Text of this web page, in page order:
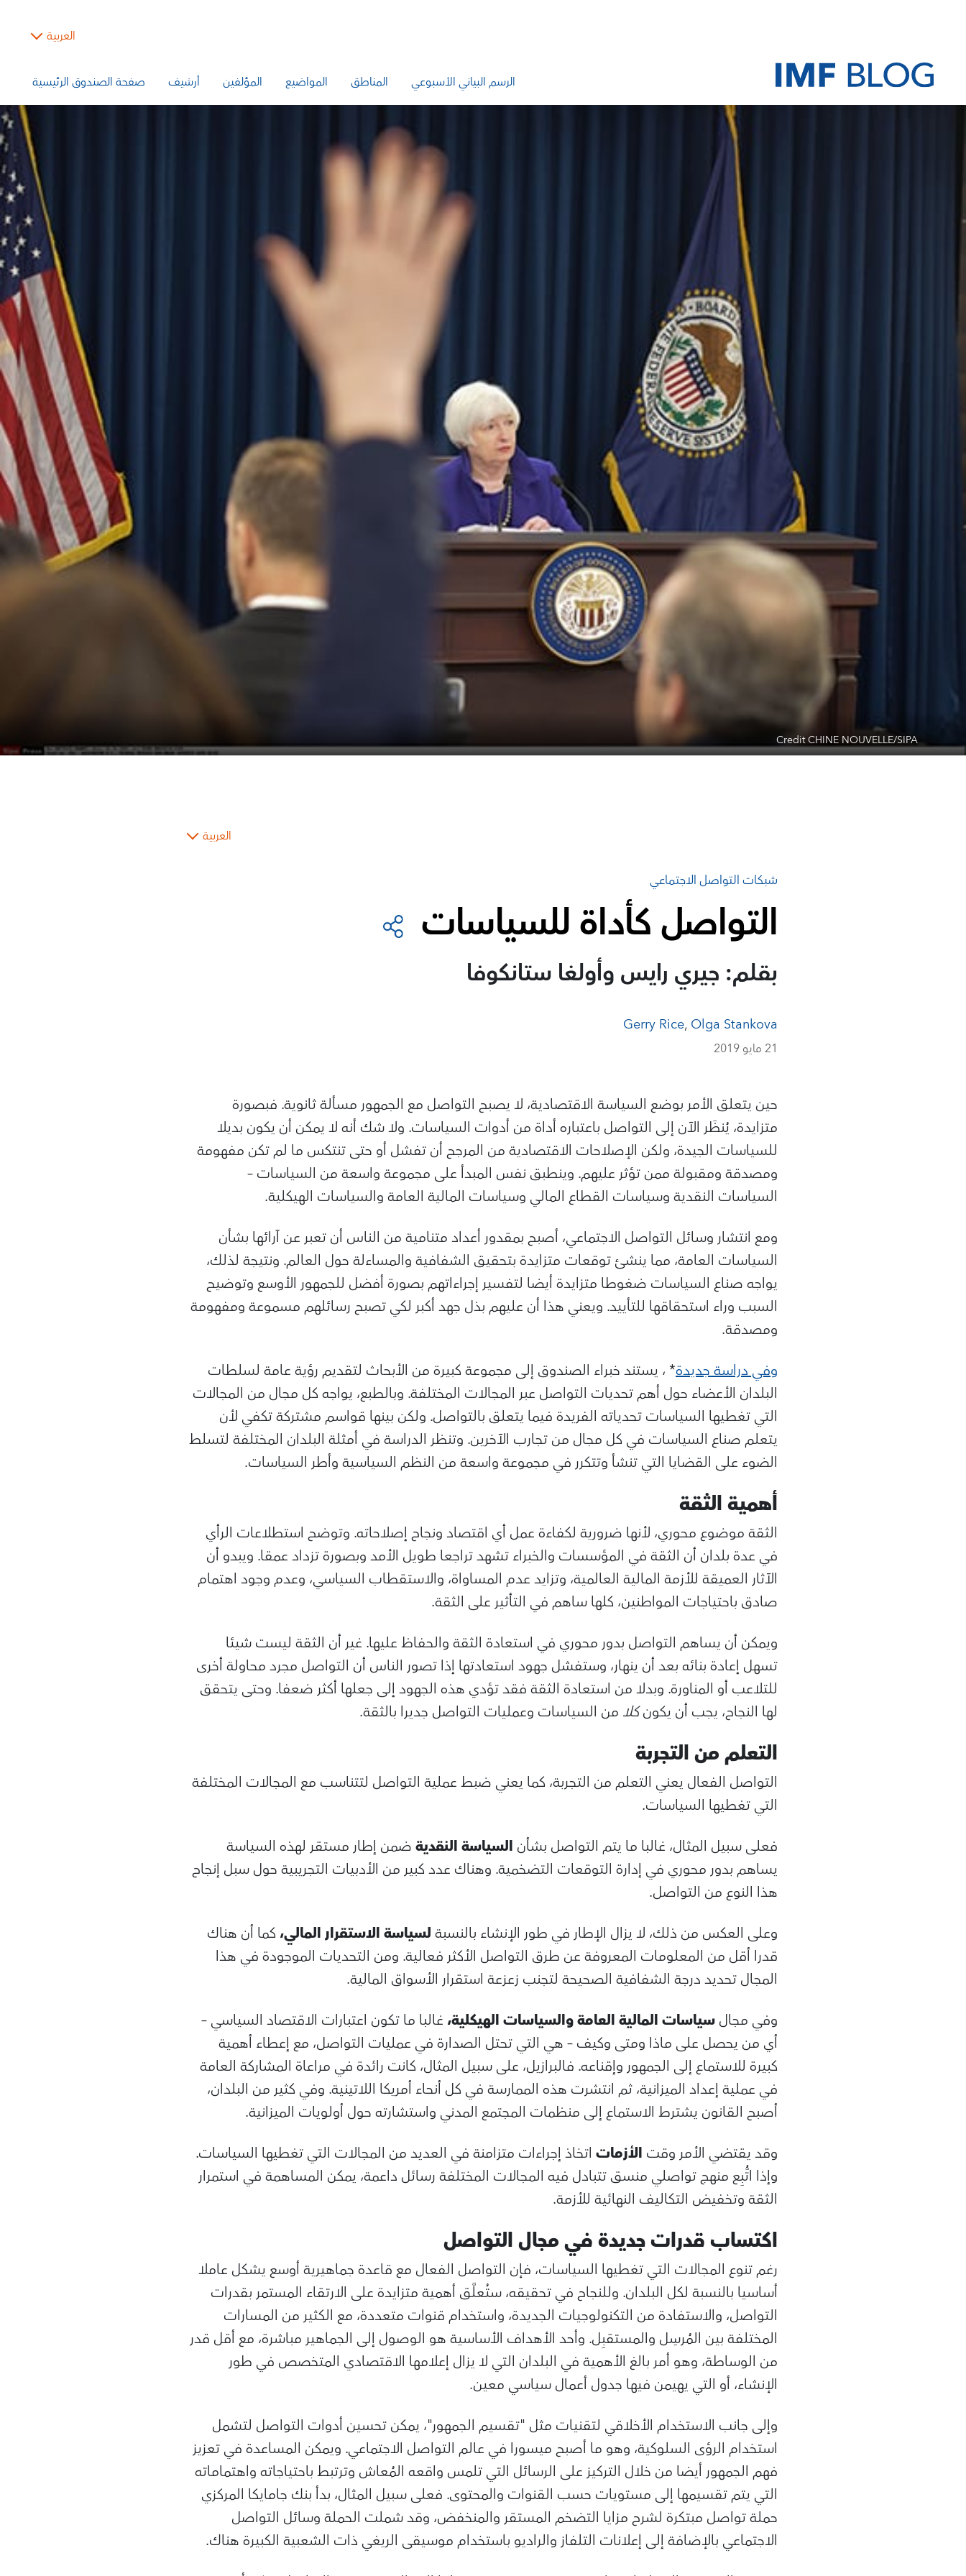
العربية
الرسم البياني الأسبوعي المناطق المواضيع المؤلفين أرشيف صفحة الصندوق الرئيسية
Credit CHINE NOUVELLE/SIPA
العربية
شبكات التواصل الاجتماعي
التواصل كأداة للسياسات
بقلم: جيري رايس وأولغا ستانكوفا
Gerry Rice,Olga Stankova
21 مايو 2019
حين يتعلق الأمر بوضع السياسة الاقتصادية، لا يصبح التواصل مع الجمهور مسألة ثانوية. فبصورة
متزايدة، يُنظَر الآن إلى التواصل باعتباره أداة من أدوات السياسات. ولا شك أنه لا يمكن أن يكون بديلا
للسياسات الجيدة، ولكن الإصلاحات الاقتصادية من المرجح أن تفشل أو حتى تنتكس ما لم تكن مفهومة
ومصدقة ومقبولة ممن تؤثر عليهم. وينطبق نفس المبدأ على مجموعة واسعة من السياسات –
السياسات النقدية وسياسات القطاع المالي وسياسات المالية العامة والسياسات الهيكلية.
ومع انتشار وسائل التواصل الاجتماعي، أصبح بمقدور أعداد متنامية من الناس أن تعبر عن آرائها بشأن
السياسات العامة، مما ينشئ توقعات متزايدة بتحقيق الشفافية والمساءلة حول العالم. ونتيجة لذلك،
يواجه صناع السياسات ضغوطا متزايدة أيضا لتفسير إجراءاتهم بصورة أفضل للجمهور الأوسع وتوضيح
السبب وراء استحقاقها للتأييد. ويعني هذا أن عليهم بذل جهد أكبر لكي تصبح رسائلهم مسموعة ومفهومة
ومصدقة.
وفي دراسة جديدة* ، يستند خبراء الصندوق إلى مجموعة كبيرة من الأبحاث لتقديم رؤية عامة لسلطات
البلدان الأعضاء حول أهم تحديات التواصل عبر المجالات المختلفة. وبالطبع، يواجه كل مجال من المجالات
التي تغطيها السياسات تحدياته الفريدة فيما يتعلق بالتواصل. ولكن بينها قواسم مشتركة تكفي لأن
يتعلم صناع السياسات في كل مجال من تجارب الآخرين. وتنظر الدراسة في أمثلة البلدان المختلفة لتسلط
الضوء على القضايا التي تنشأ وتتكرر في مجموعة واسعة من النظم السياسية وأطر السياسات.
أهمية الثقة
الثقة موضوع محوري، لأنها ضرورية لكفاءة عمل أي اقتصاد ونجاح إصلاحاته. وتوضح استطلاعات الرأي
في عدة بلدان أن الثقة في المؤسسات والخبراء تشهد تراجعا طويل الأمد وبصورة تزداد عمقا. ويبدو أن
الآثار العميقة للأزمة المالية العالمية، وتزايد عدم المساواة، والاستقطاب السياسي، وعدم وجود اهتمام
صادق باحتياجات المواطنين، كلها ساهم في التأثير على الثقة.
ويمكن أن يساهم التواصل بدور محوري في استعادة الثقة والحفاظ عليها. غير أن الثقة ليست شيئا
تسهل إعادة بنائه بعد أن ينهار، وستفشل جهود استعادتها إذا تصور الناس أن التواصل مجرد محاولة أخرى
للتلاعب أو المناورة. وبدلا من استعادة الثقة فقد تؤدي هذه الجهود إلى جعلها أكثر ضعفا. وحتى يتحقق
لها النجاح، يجب أن يكونكلا من السياسات وعمليات التواصل جديرا بالثقة.
التعلم من التجربة
التواصل الفعال يعني التعلم من التجربة، كما يعني ضبط عملية التواصل لتتناسب مع المجالات المختلفة
التي تغطيها السياسات.
فعلى سبيل المثال، غالبا ما يتم التواصل بشأن السياسة النقديةضمن إطار مستقر لهذه السياسة
يساهم بدور محوري في إدارة التوقعات التضخمية. وهناك عدد كبير من الأدبيات التجريبية حول سبل إنجاح
هذا النوع من التواصل.
وعلى العكس من ذلك، لا يزال الإطار في طور الإنشاء بالنسبةلسياسة الاستقرار المالي، كما أن هناك
قدرا أقل من المعلومات المعروفة عن طرق التواصل الأكثر فعالية. ومن التحديات الموجودة في هذا
المجال تحديد درجة الشفافية الصحيحة لتجنب زعزعة استقرار الأسواق المالية.
وفي مجالسياسات المالية العامة والسياسات الهيكلية، غالبا ما تكون اعتبارات الاقتصاد السياسي –
أي من يحصل على ماذا ومتى وكيف – هي التي تحتل الصدارة في عمليات التواصل، مع إعطاء أهمية
كبيرة للاستماع إلى الجمهور وإقناعه. فالبرازيل، على سبيل المثال، كانت رائدة في مراعاة المشاركة العامة
في عملية إعداد الميزانية، ثم انتشرت هذه الممارسة في كل أنحاء أمريكا اللاتينية. وفي كثير من البلدان،
أصبح القانون يشترط الاستماع إلى منظمات المجتمع المدني واستشارته حول أولويات الميزانية.
وقد يقتضي الأمر وقت الأزمات اتخاذ إجراءات متزامنة في العديد من المجالات التي تغطيها السياسات.
وإذا اتُّبِع منهج تواصلي منسق تتبادل فيه المجالات المختلفة رسائل داعمة، يمكن المساهمة في استمرار
الثقة وتخفيض التكاليف النهائية للأزمة.
اكتساب قدرات جديدة في مجال التواصل
رغم تنوع المجالات التي تغطيها السياسات، فإن التواصل الفعال مع قاعدة جماهيرية أوسع يشكل عاملا
أساسيا بالنسبة لكل البلدان. وللنجاح في تحقيقه، ستُعلَّق أهمية متزايدة على الارتقاء المستمر بقدرات
التواصل، والاستفادة من التكنولوجيات الجديدة، واستخدام قنوات متعددة، مع الكثير من المسارات
المختلفة بين المُرسِل والمستقبِل. وأحد الأهداف الأساسية هو الوصول إلى الجماهير مباشرة، مع أقل قدر
من الوساطة، وهو أمر بالغ الأهمية في البلدان التي لا يزال إعلامها الاقتصادي المتخصص في طور
الإنشاء، أو التي يهيمن فيها جدول أعمال سياسي معين.
وإلى جانب الاستخدام الأخلاقي لتقنيات مثل "تقسيم الجمهور"، يمكن تحسين أدوات التواصل لتشمل
استخدام الرؤى السلوكية، وهو ما أصبح ميسورا في عالم التواصل الاجتماعي. ويمكن المساعدة في تعزيز
فهم الجمهور أيضا من خلال التركيز على الرسائل التي تلمس واقعه المُعاش وترتبط باحتياجاته واهتماماته
التي يتم تقسيمها إلى مستويات حسب القنوات والمحتوى. فعلى سبيل المثال، بدأ بنك جامايكا المركزي
حملة تواصل مبتكرة لشرح مزايا التضخم المستقر والمنخفض، وقد شملت الحملة وسائل التواصل
الاجتماعي بالإضافة إلى إعلانات التلفاز والراديو باستخدام موسيقى الريغي ذات الشعبية الكبيرة هناك.